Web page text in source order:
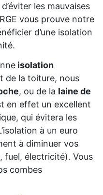
les mauvaises
vous prouve notre
d’une isolation
isolation
de la toiture, nous
, ou de la laine de
en effet un excellent
qui évitera les
à un euro
à diminuer vos
fuel, électricité). Vous
combes